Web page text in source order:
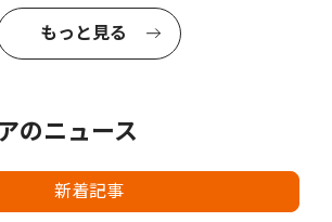
もっと見る
のニュース
新着記事